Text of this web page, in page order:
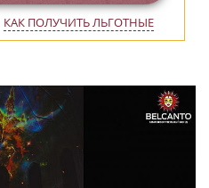
КАК ПОЛУЧИТЬ ЛЬГОТНЫЕ